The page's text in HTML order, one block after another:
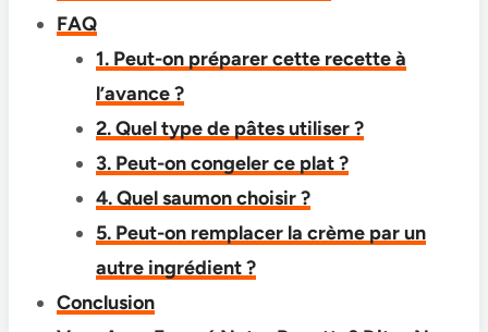
FAQ
1. Peut-on préparer cette recette à
l’avance ?
2. Quel type de pâtes utiliser ?
3. Peut-on congeler ce plat ?
4. Quel saumon choisir ?
5. Peut-on remplacer la crème par un
autre ingrédient ?
Conclusion